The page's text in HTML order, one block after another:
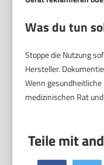
Was du tun
Stoppe die Nutzung
Hersteller.
Wenn
medizinischen Rat